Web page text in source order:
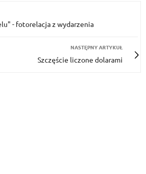
- fotorelacja z wydarzenia
NASTĘPNY ARTYKUŁ
Szczęście liczone dolarami